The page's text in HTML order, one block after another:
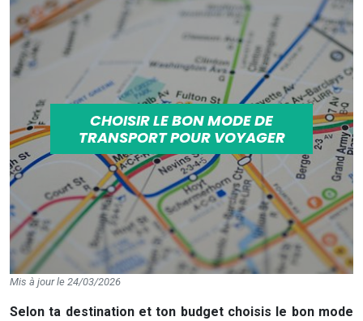
CHOISIR LE BON MODE DE
TRANSPORT POUR VOYAGER
Mis à jour le 24/03/2026
Selon ta destination et ton budget choisis le bon mode